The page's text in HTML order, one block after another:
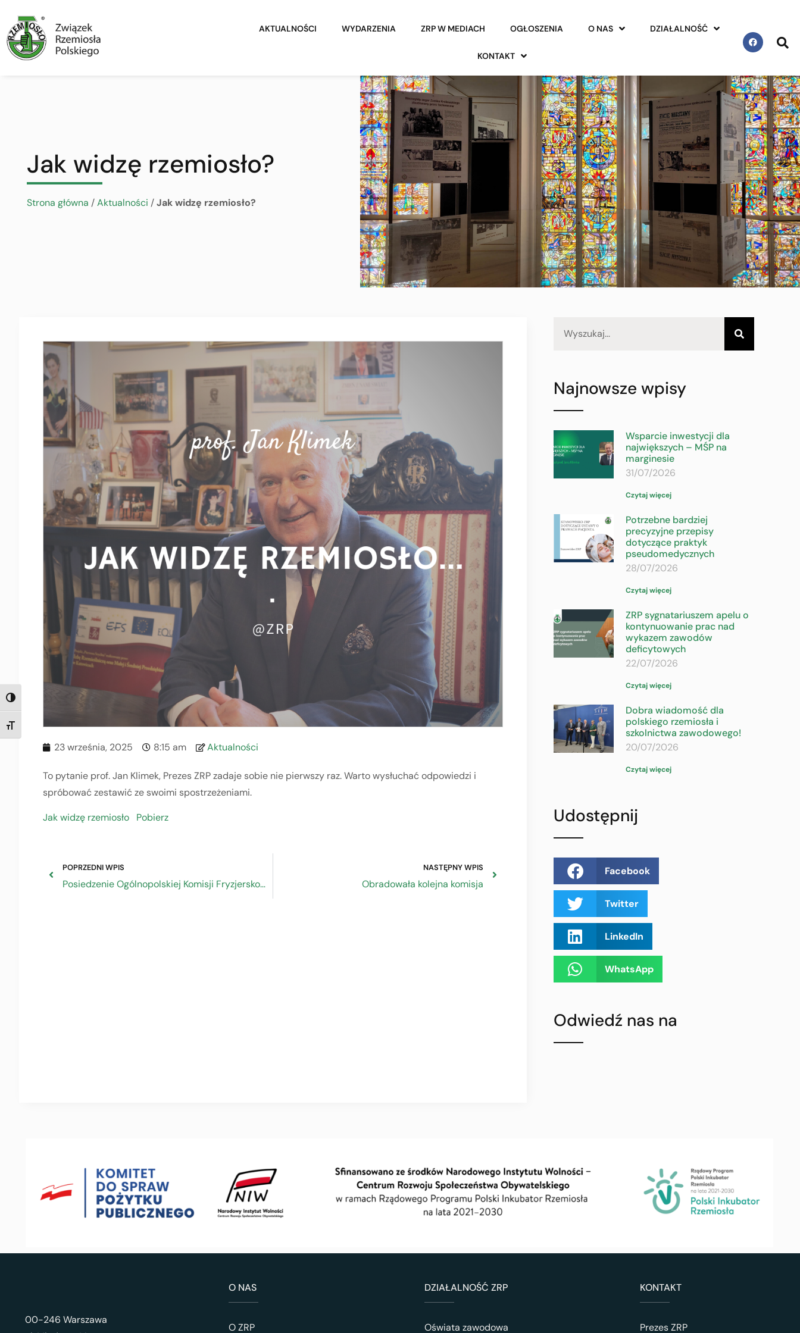
TOGGLE HIGH CONTRAST
TOGGLE FONT SIZE
AKTUALNOŚCI WYDARZENIA ZRP W MEDIACH OGŁOSZENIA O NAS DZIAŁALNOŚĆ
KONTAKT
Jak widzę rzemiosło?
Strona główna /Aktualności /Jak widzę rzemiosło?
23 września, 2025 8:15 am Aktualności
To pytanie prof. Jan Klimek, Prezes ZRP zadaje sobie nie pierwszy raz. Warto wysłuchać odpowiedzi i
spróbować zestawić ze swoimi spostrzeżeniami.
Jak widzę rzemiosło Pobierz
POPRZEDNI WPIS
Posiedzenie Ogólnopolskiej Komisji Fryzjersko-Kosmetycznej
NASTĘPNY WPIS
Obradowała kolejna komisja
Najnowsze wpisy
Wsparcie inwestycji dla
największych – MŚP na
marginesie
31/07/2026
Czytaj więcej
Potrzebne bardziej
precyzyjne przepisy
dotyczące praktyk
pseudomedycznych
28/07/2026
Czytaj więcej
ZRP sygnatariuszem apelu o
kontynuowanie prac nad
wykazem zawodów
deficytowych
22/07/2026
Czytaj więcej
Dobra wiadomość dla
polskiego rzemiosła i
szkolnictwa zawodowego!
20/07/2026
Czytaj więcej
Udostępnij
Facebook
Twitter
LinkedIn
WhatsApp
Odwiedź nas na
00-246 Warszawa
O NAS
O ZRP
DZIAŁALNOŚĆ ZRP
Oświata zawodowa
KONTAKT
Prezes ZRP